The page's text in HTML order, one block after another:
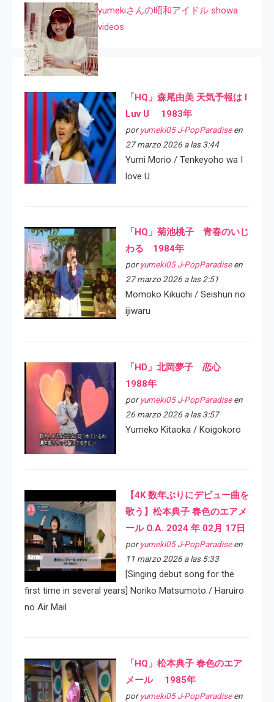
yumekiさんの昭和アイドル showa
videos
「HQ」森尾由美 天気予報は I
Luv U 1983年
por yumeki05 J-PopParadiseen
27 marzo 2026 a las 3:44
Yumi Morio / Tenkeyoho wa I
love U
「HQ」菊池桃子 青春のいじ
わる 1984年
por yumeki05 J-PopParadiseen
27 marzo 2026 a las 2:51
Momoko Kikuchi / Seishun no
ijiwaru
「HD」北岡夢子 恋心
1988年
por yumeki05 J-PopParadiseen
26 marzo 2026 a las 3:57
Yumeko Kitaoka / Koigokoro
【4K 数年ぶりにデビュー曲を
歌う】松本典子 春色のエアメ
ール O.A. 2024 年 02月 17日
por yumeki05 J-PopParadiseen
11 marzo 2026 a las 5:33
[Singing debut song for the
first time in several years] Noriko Matsumoto / Haruiro
no Air Mail
「HQ」松本典子 春色のエア
メール 1985年
por yumeki05 J-PopParadiseen